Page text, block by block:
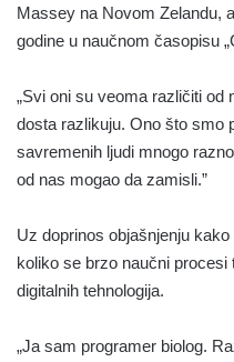
Massey na Novom Zelandu,
godine u naučnom časopisu
„Svi oni su veoma različiti od
dosta razlikuju. Ono što smo
savremenih ljudi mnogo
od nas mogao da zamisli.”
Uz doprinos objašnjenju
koliko se brzo naučni
digitalnih tehnologija.
„Ja sam programer biolog.